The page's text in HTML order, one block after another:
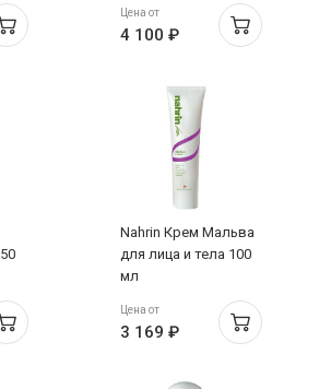
Цена от
4 100 ₽
Nahrin Крем Мальва
для лица и тела 100
мл
Цена от
3 169 ₽